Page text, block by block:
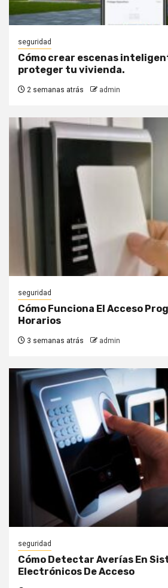
seguridad
Cómo crear escenas
proteger tu vivienda.
2 semanas atrás admin
seguridad
Cómo Funciona El Acceso
Horarios
3 semanas atrás admin
seguridad
Cómo Detectar Averías En
Electrónicos De Acceso